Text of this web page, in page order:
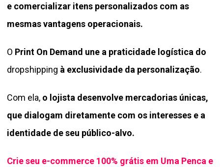
e comercializar itens personalizados com as
mesmas vantagens operacionais.
O Print On Demand une a praticidade logística do
dropshipping à exclusividade da personalização.
Com ela, o lojista desenvolve mercadorias únicas,
que dialogam diretamente com os interesses e a
identidade de seu público-alvo.
Crie seu e-commerce 100% grátis em Uma Penca e